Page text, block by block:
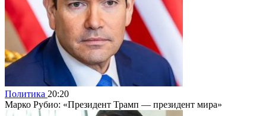
Политика 20:20
Марко Рубио: «Президент Трамп — президент мира»